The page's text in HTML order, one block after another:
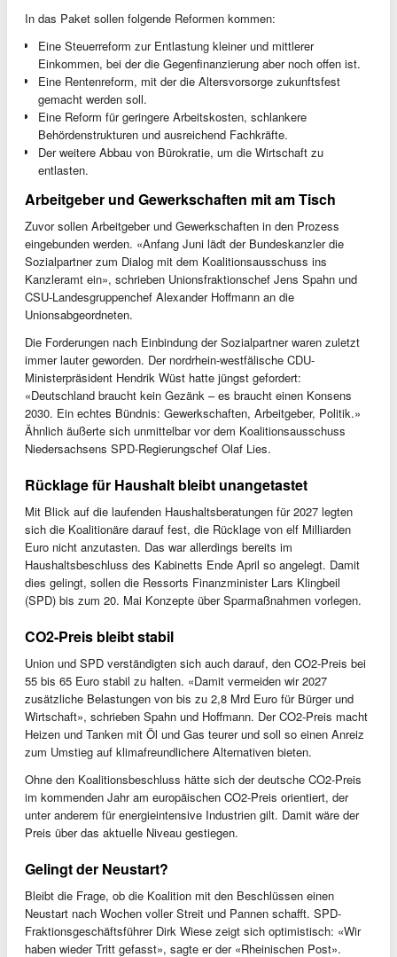
In das Paket sollen folgende Reformen kommen:
Eine Steuerreform zur Entlastung kleiner und mittlerer
Einkommen, bei der die Gegenfinanzierung aber noch offen ist.
Eine Rentenreform, mit der die Altersvorsorge zukunftsfest
gemacht werden soll.
Eine Reform für geringere Arbeitskosten, schlankere
Behördenstrukturen und ausreichend Fachkräfte.
Der weitere Abbau von Bürokratie, um die Wirtschaft zu
entlasten.
Arbeitgeber und Gewerkschaften mit am Tisch
Zuvor sollen Arbeitgeber und Gewerkschaften in den Prozess
eingebunden werden. «Anfang Juni lädt der Bundeskanzler die
Sozialpartner zum Dialog mit dem Koalitionsausschuss ins
Kanzleramt ein», schrieben Unionsfraktionschef Jens Spahn und
CSU-Landesgruppenchef Alexander Hoffmann an die
Unionsabgeordneten.
Die Forderungen nach Einbindung der Sozialpartner waren zuletzt
immer lauter geworden. Der nordrhein-westfälische CDU-
Ministerpräsident Hendrik Wüst hatte jüngst gefordert:
«Deutschland braucht kein Gezänk – es braucht einen Konsens
2030. Ein echtes Bündnis: Gewerkschaften, Arbeitgeber, Politik.»
Ähnlich äußerte sich unmittelbar vor dem Koalitionsausschuss
Niedersachsens SPD-Regierungschef Olaf Lies.
Rücklage für Haushalt bleibt unangetastet
Mit Blick auf die laufenden Haushaltsberatungen für 2027 legten
sich die Koalitionäre darauf fest, die Rücklage von elf Milliarden
Euro nicht anzutasten. Das war allerdings bereits im
Haushaltsbeschluss des Kabinetts Ende April so angelegt. Damit
dies gelingt, sollen die Ressorts Finanzminister Lars Klingbeil
(SPD) bis zum 20. Mai Konzepte über Sparmaßnahmen vorlegen.
CO2-Preis bleibt stabil
Union und SPD verständigten sich auch darauf, den CO2-Preis bei
55 bis 65 Euro stabil zu halten. «Damit vermeiden wir 2027
zusätzliche Belastungen von bis zu 2,8 Mrd Euro für Bürger und
Wirtschaft», schrieben Spahn und Hoffmann. Der CO2-Preis macht
Heizen und Tanken mit Öl und Gas teurer und soll so einen Anreiz
zum Umstieg auf klimafreundlichere Alternativen bieten.
Ohne den Koalitionsbeschluss hätte sich der deutsche CO2-Preis
im kommenden Jahr am europäischen CO2-Preis orientiert, der
unter anderem für energieintensive Industrien gilt. Damit wäre der
Preis über das aktuelle Niveau gestiegen.
Gelingt der Neustart?
Bleibt die Frage, ob die Koalition mit den Beschlüssen einen
Neustart nach Wochen voller Streit und Pannen schafft. SPD-
Fraktionsgeschäftsführer Dirk Wiese zeigt sich optimistisch: «Wir
haben wieder Tritt gefasst», sagte er der «Rheinischen Post».